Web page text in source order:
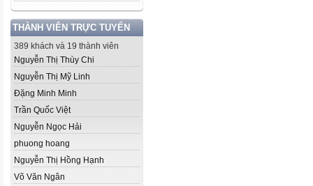
THÀNH VIÊN TRỰC TUYẾN
389 khách và 19 thành viên
Nguyễn Thị Thùy Chi
Nguyễn Thị Mỹ Linh
Đặng Minh Minh
Trần Quốc Việt
Nguyễn Ngọc Hải
phuong hoang
Nguyễn Thị Hồng Hạnh
Võ Văn Ngân